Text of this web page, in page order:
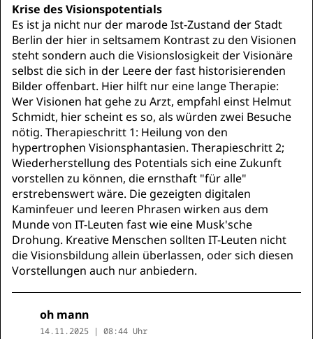
Krise des Visionspotentials
Es ist ja nicht nur der marode Ist-Zustand der Stadt
Berlin der hier in seltsamem Kontrast zu den Visionen
steht sondern auch die Visionslosigkeit der Visionäre
selbst die sich in der Leere der fast historisierenden
Bilder offenbart. Hier hilft nur eine lange Therapie:
Wer Visionen hat gehe zu Arzt, empfahl einst Helmut
Schmidt, hier scheint es so, als würden zwei Besuche
nötig. Therapieschritt 1: Heilung von den
hypertrophen Visionsphantasien. Therapieschritt 2;
Wiederherstellung des Potentials sich eine Zukunft
vorstellen zu können, die ernsthaft "für alle"
erstrebenswert wäre. Die gezeigten digitalen
Kaminfeuer und leeren Phrasen wirken aus dem
Munde von IT-Leuten fast wie eine Musk'sche
Drohung. Kreative Menschen sollten IT-Leuten nicht
die Visionsbildung allein überlassen, oder sich diesen
Vorstellungen auch nur anbiedern.
oh mann
14.11.2025 | 08:44 Uhr